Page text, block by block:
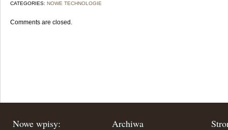
CATEGORIES: NOWE TECHNOLOGIE
Comments are closed.
Nowe wpisy: Archiwa